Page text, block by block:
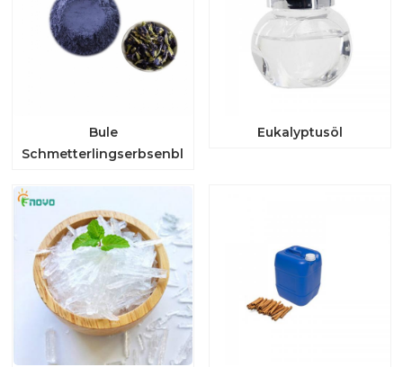
Bule
Schmetterlingserbsenblütenextraktpulver
Eukalyptusöl